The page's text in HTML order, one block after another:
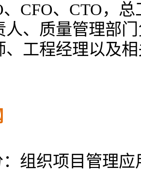
、CFO、CTO，
人、质量管理部
、工程经理以及
组织项目管理应